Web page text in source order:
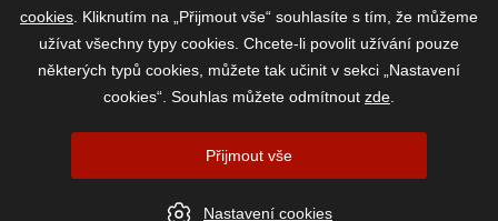
2026 ©www.vase-krmivo.cz- Tomáš Kroupa e-shop, Kanice 307, 664 01
Brno-venkov, IČ: 75785439
cookies . Kliknutím na „Přijmout vše“ souhlasíte s tím, že můžeme
užívat všechny typy cookies. Chcete-li povolit užívání pouze
některých typů cookies, můžete tak učinit v sekci „Nastavení
cookies“. Souhlas můžete odmítnout zde
Přijmout vše
Nastavení cookies